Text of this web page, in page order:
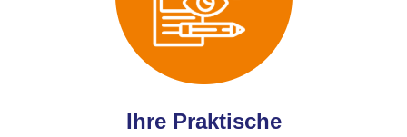
Ihre Praktische